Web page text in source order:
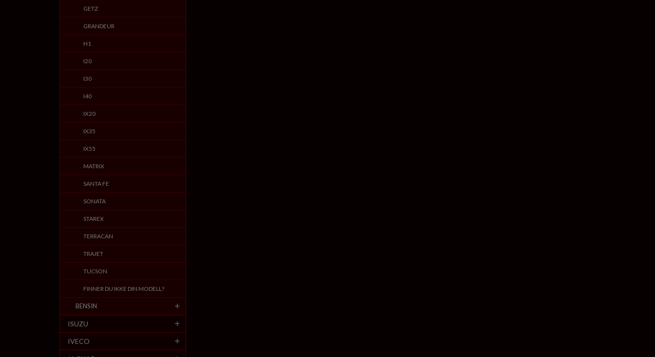
GETZ
GRANDEUR
H1
I20
I30
I40
IX20
IX35
IX55
MATRIX
SANTA FE
SONATA
STAREX
TERRACAN
TRAJET
TUCSON
FINNER DU IKKE DIN MODELL?
BENSIN
ISUZU
IVECO